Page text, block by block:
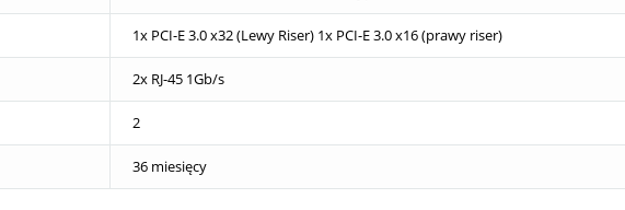
1x PCI-E 3.0 x32 (Lewy Riser) 1x PCI-E 3.0 x16 (prawy riser)
2x RJ-45 1Gb/s
2
36 miesięcy